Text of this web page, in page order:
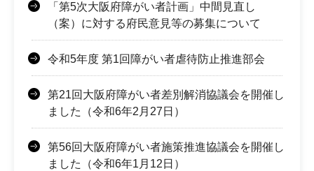
「第5次大阪府障がい者計画」中間見直し
（案）に対する府民意見等の募集について
令和5年度 第1回障がい者虐待防止推進部会
第21回大阪府障がい者差別解消協議会を開催し
ました（令和6年2月27日）
第56回大阪府障がい者施策推進協議会を開催し
ました（令和6年1月12日）